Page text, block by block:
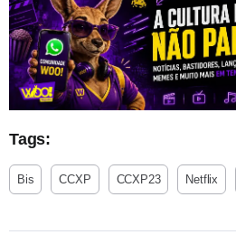
Tags:
Bis CCXP CCXP23 Netflix